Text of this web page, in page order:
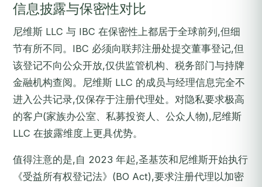
信息披露与保密性对比
尼维斯 LLC 与 IBC 在保密性上都居于全球前列,但细
节有所不同。IBC 必须向联邦注册处提交董事登记,但
该登记不向公众开放,仅供监管机构、税务部门与持牌
金融机构查阅。尼维斯 LLC 的成员与经理信息完全不
进入公共记录,仅保存于注册代理处。对隐私要求极高
的客户(家族办公室、私募投资人、公众人物),尼维斯
LLC 在披露维度上更具优势。
值得注意的是,自 2023 年起,圣基茨和尼维斯开始执行
《受益所有权登记法》(BO Act),要求注册代理以加密